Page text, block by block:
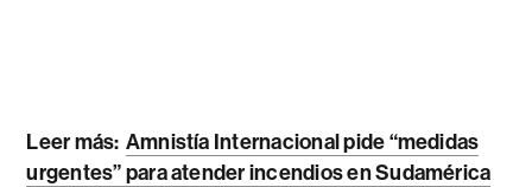
Leer más: Amnistía Internacional pide “medidas
urgentes” para atender incendios en Sudamérica